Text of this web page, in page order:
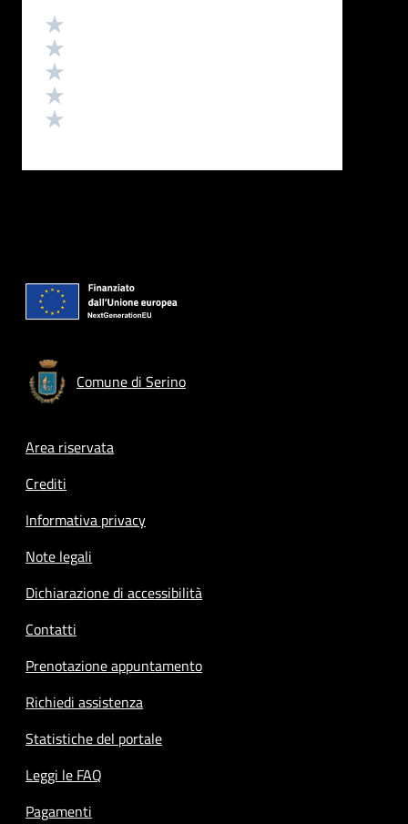
Valutazione
Comune di Serino
Footer menu
Area riservata
Crediti
Informativa privacy
Note legali
Dichiarazione di accessibilità
Contatti
Prenotazione appuntamento
Richiedi assistenza
Statistiche del portale
Leggi le FAQ
Pagamenti